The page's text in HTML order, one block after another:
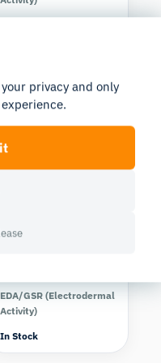
WIRELESS PPG
EDA/GSR (Electrodermal
Activity)
In Stock
privacy and only